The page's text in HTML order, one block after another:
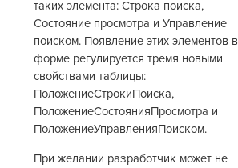
таких элемента: Строка поиска,
Состояние просмотра и Управление
поиском. Появление этих элементов в
форме регулируется тремя новыми
свойствами таблицы:
ПоложениеСтрокиПоиска,
ПоложениеСостоянияПросмотра и
ПоложениеУправленияПоиском.
При желании разработчик может не